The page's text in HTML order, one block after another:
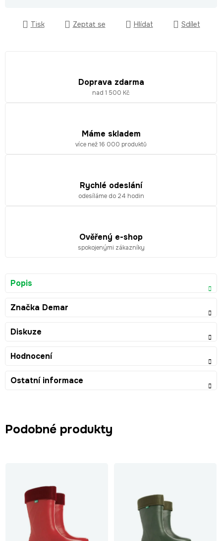
Tisk Zeptat se Hlídat Sdílet
Doprava zdarma
nad 1 500 Kč
Máme skladem
více než 16 000 produktů
Rychlé odeslání
odesíláme do 24 hodin
Ověřený e-shop
spokojenými zákazníky
Popis
Značka Demar
Diskuze
Hodnocení
Ostatní informace
Podobné produkty